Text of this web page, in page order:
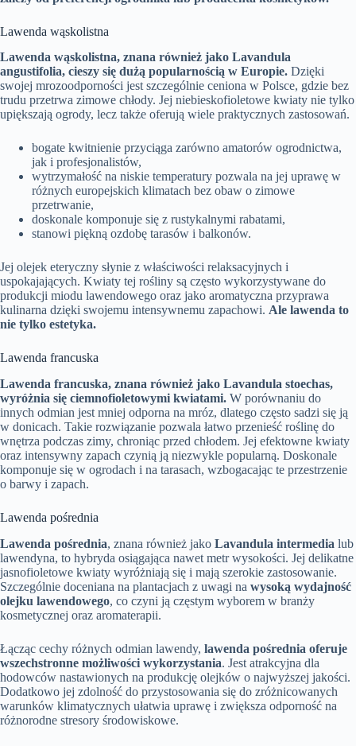
Lawenda wąskolistna
Lawenda wąskolistna, znana również jako Lavandula
angustifolia, cieszy się dużą popularnością w Europie. Dzięki
swojej mrozoodporności jest szczególnie ceniona w Polsce, gdzie bez
trudu przetrwa zimowe chłody. Jej niebieskofioletowe kwiaty nie tylko
upiększają ogrody, lecz także oferują wiele praktycznych zastosowań.
bogate kwitnienie przyciąga zarówno amatorów ogrodnictwa,
jak i profesjonalistów,
wytrzymałość na niskie temperatury pozwala na jej uprawę w
różnych europejskich klimatach bez obaw o zimowe
przetrwanie,
doskonale komponuje się z rustykalnymi rabatami,
stanowi piękną ozdobę tarasów i balkonów.
Jej olejek eteryczny słynie z właściwości relaksacyjnych i
uspokajających. Kwiaty tej rośliny są często wykorzystywane do
produkcji miodu lawendowego oraz jako aromatyczna przyprawa
kulinarna dzięki swojemu intensywnemu zapachowi. Ale lawenda to
nie tylko estetyka.
Lawenda francuska
Lawenda francuska, znana również jako Lavandula stoechas,
wyróżnia się ciemnofioletowymi kwiatami. W porównaniu do
innych odmian jest mniej odporna na mróz, dlatego często sadzi się ją
w donicach. Takie rozwiązanie pozwala łatwo przenieść roślinę do
wnętrza podczas zimy, chroniąc przed chłodem. Jej efektowne kwiaty
oraz intensywny zapach czynią ją niezwykle popularną. Doskonale
komponuje się w ogrodach i na tarasach, wzbogacając te przestrzenie
o barwy i zapach.
Lawenda pośrednia
Lawenda pośrednia, znana również jako Lavandula intermedia lub
lawendyna, to hybryda osiągająca nawet metr wysokości. Jej delikatne
jasnofioletowe kwiaty wyróżniają się i mają szerokie zastosowanie.
Szczególnie doceniana na plantacjach z uwagi na wysoką wydajność
olejku lawendowego, co czyni ją częstym wyborem w branży
kosmetycznej oraz aromaterapii.
Łącząc cechy różnych odmian lawendy, lawenda pośrednia oferuje
wszechstronne możliwości wykorzystania. Jest atrakcyjna dla
hodowców nastawionych na produkcję olejków o najwyższej jakości.
Dodatkowo jej zdolność do przystosowania się do zróżnicowanych
warunków klimatycznych ułatwia uprawę i zwiększa odporność na
różnorodne stresory środowiskowe.